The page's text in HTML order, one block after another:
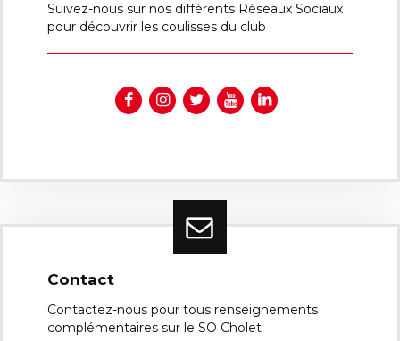
Suivez-nous sur nos différents Réseaux Sociaux
pour découvrir les coulisses du club
Contact
Contactez-nous pour tous renseignements
complémentaires sur le SO Cholet